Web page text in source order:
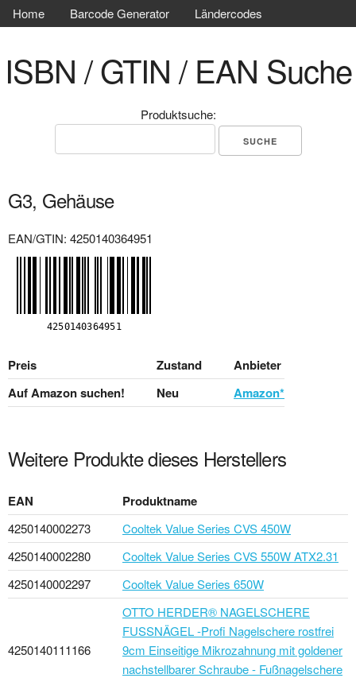
Home Barcode Generator Ländercodes
ISBN / GTIN / EAN Suche
Produktsuche:
G3, Gehäuse
EAN/GTIN: 4250140364951
Preis Zustand
Anbieter
Auf Amazon suchen!
Neu Amazon*
Weitere Produkte dieses Herstellers
EAN Produktname
4250140002273
Cooltek Value Series CVS 450W
4250140002280
Cooltek Value Series CVS 550W ATX2.31
4250140002297
Cooltek Value Series 650W
4250140111166
OTTO HERDER® NAGELSCHERE
FUSSNÄGEL -Profi Nagelschere rostfrei
9cm Einseitige Mikrozahnung mit goldener
nachstellbarer Schraube - Fußnagelschere